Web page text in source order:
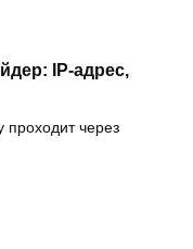
IP-адрес,
через